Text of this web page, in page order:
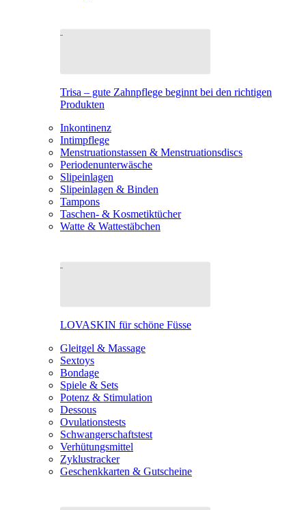
Trisa – gute Zahnpflege beginnt bei den richtigen
Produkten
Inkontinenz
Intimpflege
Menstruationstassen & Menstruationsdiscs
Periodenunterwäsche
Slipeinlagen
Slipeinlagen & Binden
Tampons
Taschen- & Kosmetiktücher
Watte & Wattestäbchen
LOVASKIN für schöne Füsse
Gleitgel & Massage
Sextoys
Bondage
Spiele & Sets
Potenz & Stimulation
Dessous
Ovulationstests
Schwangerschaftstest
Verhütungsmittel
Zyklustracker
Geschenkkarten & Gutscheine